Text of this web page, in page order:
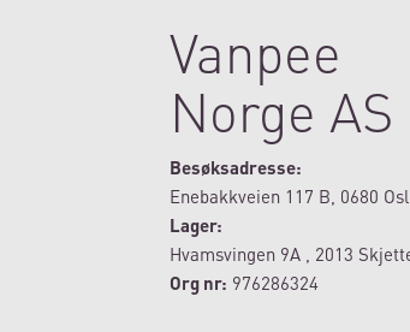
Vanpee
Norge AS
Besøksadresse:
Enebakkveien 117 B, 0680
Lager:
Hvamsvingen 9A , 2013
Org nr: 976286324